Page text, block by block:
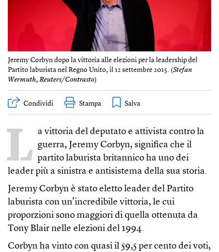
Jeremy Corbyn dopo la vittoria alle elezioni per la leadership del
Partito laburista nel Regno Unito, il 12 settembre 2015. (Stefan
Wermuth, Reuters/Contrasto)
Condividi Stampa
L a vittoria del deputato e attivista contro la
guerra, Jeremy Corbyn, significa che il
partito laburista britannico ha uno dei
leader più a sinistra e antisistema della sua storia.
Jeremy Corbyn è stato eletto leader del Partito
laburista con un’incredibile vittoria, le cui
proporzioni sono maggiori di quella ottenuta da
Tony Blair nelle elezioni del 1994.
Corbyn ha vinto con quasi il 59,5 per cento dei voti,